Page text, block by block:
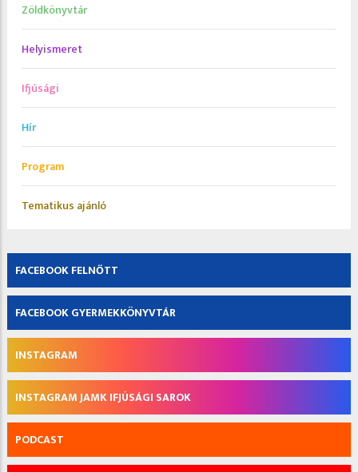
Zöldkönyvtár
Helyismeret
Ifjúsági
Hír
Program
Tematikus ajánló
FACEBOOK FELNŐTT
FACEBOOK GYERMEKKÖNYVTÁR
INSTAGRAM
INSTAGRAM JAMK IFJÚSÁGI SAROK
PODCAST